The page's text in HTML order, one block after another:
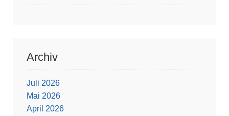
Archiv
Juli 2026
Mai 2026
April 2026